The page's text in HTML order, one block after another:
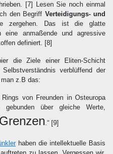
[7]
Lesen Sie noch einmal
den Begriff Verteidigungs- und
zergehen. Das ist die glatte
anmaßende und agressive
definiert. [8]
die Ziele einer Eliten-Schicht
verblüffend der
z.B das:
von Freunden in Osteuropa
gebunden über gleiche Werte,
.“ [9]
haben die intellektuelle Basis